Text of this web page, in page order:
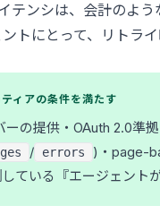
テンシは、会計のよ
トにとって、リトラ
ィアの条件を満たす
ーの提供・OAuth 2.0準
/ errors
)・page-
ている『エージェント